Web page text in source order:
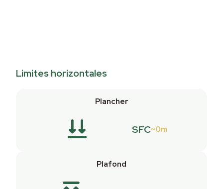
Limites horizontales
Plancher
SFC 0m
Plafond